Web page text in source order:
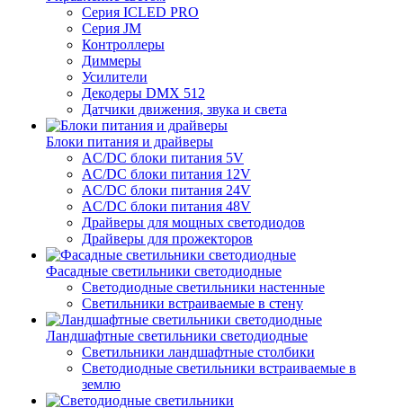
Серия ICLED PRO
Серия JM
Контроллеры
Диммеры
Усилители
Декодеры DMX 512
Датчики движения, звука и света
Блоки питания и драйверы
AC/DC блоки питания 5V
AC/DC блоки питания 12V
AC/DC блоки питания 24V
AC/DC блоки питания 48V
Драйверы для мощных светодиодов
Драйверы для прожекторов
Фасадные светильники светодиодные
Светодиодные светильники настенные
Светильники встраиваемые в стену
Ландшафтные светильники светодиодные
Светильники ландшафтные столбики
Светодиодные светильники встраиваемые в
землю